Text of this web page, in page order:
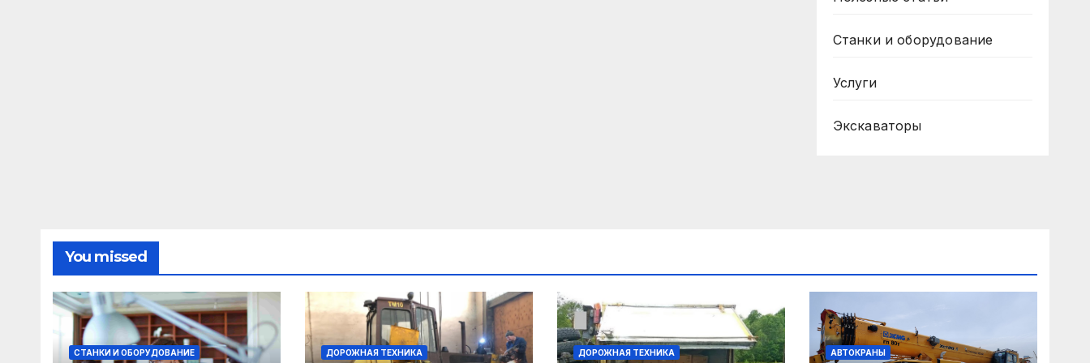
Станки и оборудование
Услуги
Экскаваторы
You missed
СТАНКИ И ОБОРУДОВАНИЕ ДОРОЖНАЯ ТЕХНИКА ДОРОЖНАЯ ТЕХНИКА АВТОКРАНЫ